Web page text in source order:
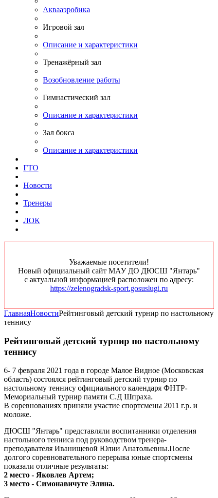
Аквааэробика
Игровой зал
Описание и характеристики
Тренажёрный зал
Возобновление работы
Гимнастический зал
Описание и характеристики
Зал бокса
Описание и характеристики
ГТО
Новости
Тренеры
ЛОК
Уважаемые посетители!
Новый официальный сайт МАУ ДО ДЮСШ "Янтарь"
с актуальной информацией расположен по адресу:
https://zelenogradsk-sport.gosuslugi.ru
ГлавнаяНовостиРейтинговый детский турнир по настольному
теннису
Рейтинговый детский турнир по настольному
теннису
6- 7 февраля 2021 года в городе Малое Видное (Московская
область) состоялся рейтинговый детский турнир по
настольному теннису официального календаря ФНТР-
Мемориальный турнир памяти С.Д Шпраха.
В соревнованиях приняли участие спортсмены 2011 г.р. и
моложе.
ДЮСШ "Янтарь" представляли воспитанники отделения
настольного тенниса под руководством тренера-
преподавателя Иванищевой Юлии Анатольевны.После
долгого соревновательного перерыва юные спортсмены
показали отличные результаты:
2 место - Яковлев Артем;
3 место - Симонавичуте Элина.